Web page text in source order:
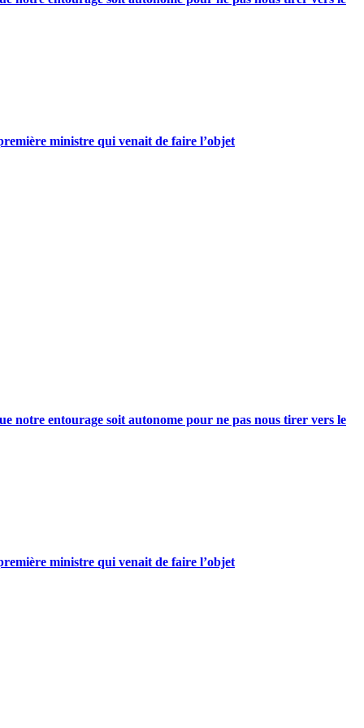
ministre qui venait de faire l’objet
notre entourage soit autonome pour ne pas nous tirer vers le
ministre qui venait de faire l’objet